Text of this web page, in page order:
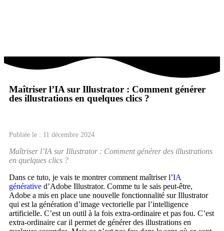
Maîtriser l’IA sur Illustrator : Comment générer
des illustrations en quelques clics ?
Publiée le : 11 décembre 2024
Maîtriser l’IA sur Illustrator : Comment générer des illustrations
en quelques clics ?
Dans ce tuto, je vais te montrer comment maîtriser l’IA
générative d’Adobe Illustrator. Comme tu le sais peut-être,
Adobe a mis en place une nouvelle fonctionnalité sur Illustrator
qui est la génération d’image vectorielle par l’intelligence
artificielle. C’est un outil à la fois extra-ordinaire et pas fou. C’est
extra-ordinaire car il permet de générer des illustrations en